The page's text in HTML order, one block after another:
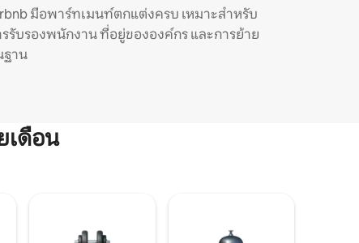
มีอพาร์ทเมนท์ตกแต่งครบ เหมาะสำหรับ
รรับรองพนักงาน ที่อยู่ขององค์กร และการย้าย
ฐาน
เดือน